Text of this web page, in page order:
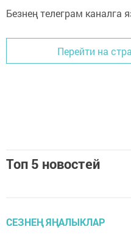
Безнең телеграм каналга
Перейти на
Топ 5 новостей
СЕЗНЕҢ ЯҢАЛЫКЛАР